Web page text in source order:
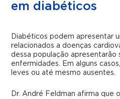
em diabéticos
Diabéticos podem apresentar
relacionados a doenças
dessa população apresentarão
enfermidades. Em alguns
leves ou até mesmo ausentes.
Dr. André Feldman afirma que